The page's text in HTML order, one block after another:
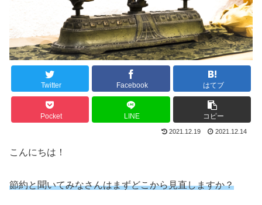
Twitter Facebook はてブ
Pocket LINE コピー
2021.12.19 2021.12.14
こんにちは！
節約と聞いてみなさんはまずどこから見直しますか？